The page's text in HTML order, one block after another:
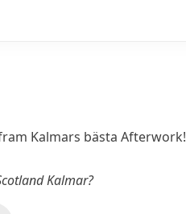
Kalmars bästa Afterwork!
Kalmar?